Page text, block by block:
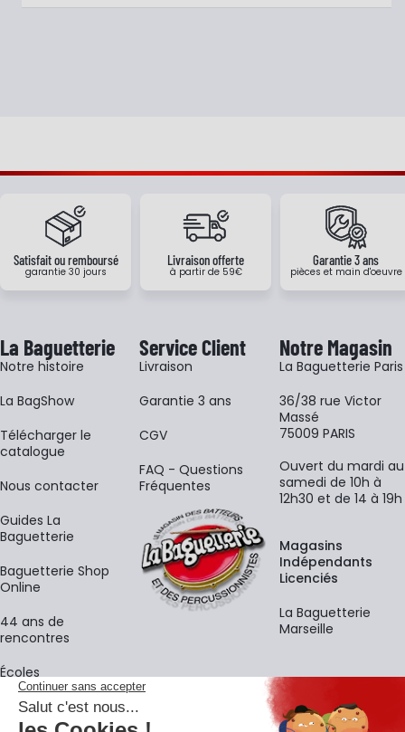
Satisfait ou remboursé
garantie 30 jours
Livraison offerte
à partir de 59€
Garantie 3 ans
pièces et main d'oeuvre
La Baguetterie
Notre histoire
La BagShow
​Télécharger le
catalogue
Nous contacter
Guides La
Baguetterie
Baguetterie Shop
Online
44 ans de
rencontres
Écoles
Service Client
Livraison
Garantie 3 ans
CGV
FAQ - Questions
Fréquentes
Notre Magasin
La Baguetterie Paris
36/38 rue Victor
Massé
75009 PARIS
Ouvert du mardi au
samedi de 10h à
12h30 et de 14 à 19h
Magasins
Indépendants
Licenciés
La Baguetterie
Marseille
La newsletter
Adresse e-mail